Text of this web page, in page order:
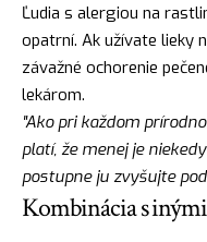
Ľudia s alergiou na
opatrní. Ak užívate lieky
závažné ochorenie
lekárom.
"Ako pri každom
platí, že menej je
postupne ju zvyšujte
Kombinácia s